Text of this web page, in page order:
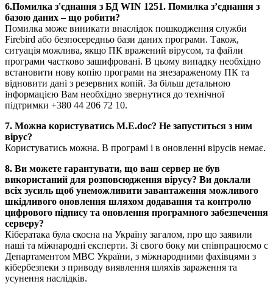
6.Помилка з'єднання з БД WIN 1251. Помилка з’єднання з
базою даних – що робити?
Помилка може виникати внаслідок пошкодження служби
Firebird або безпосередньо бази даних програми. Також,
ситуація можлива, якщо ПК вражений вірусом, та файли
програми частково зашифровані. В цьому випадку необхідно
встановити нову копію програми на знезараженому ПК та
відновити дані з резервних копій. За більш детальною
інформацією Вам необхідно звернутися до технічної
підтримки +380 44 206 72 10.
7. Можна користуватись M.E.doc? Не запуститься з ним
вірус?
Користуватись можна. В програмі і в оновленні вірусів немає.
8. Ви можете гарантувати, що ваш сервер не був
використаний для розповсюдження вірусу? Ви доклали
всіх зусиль щоб унеможливити завантаження можливого
шкідливого оновлення шляхом додавання та контролю
цифрового підпису та оновлення програмного забезпечення
серверу?
Кібератака була скоєна на Україну загалом, про що заявили
наші та міжнародні експерти. Зі свого боку ми співпрацюємо с
Департаментом МВС України, з міжнародними фахівцями з
кібербезпеки з приводу виявлення шляхів зараження та
усунення наслідків.